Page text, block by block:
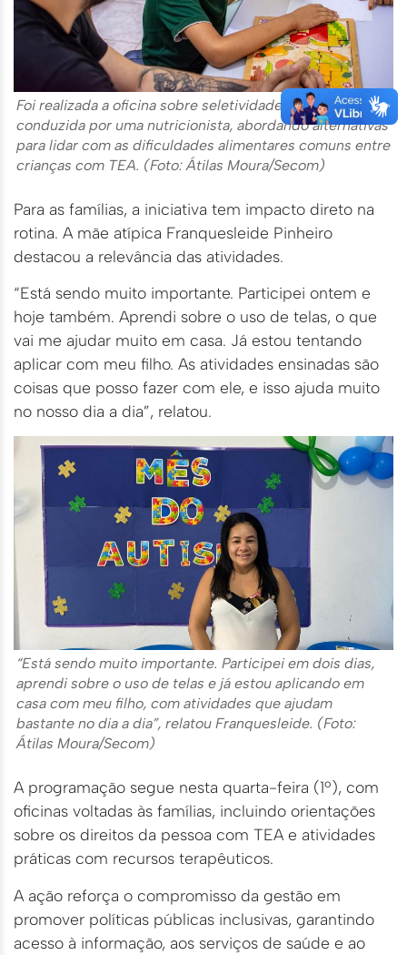
Foi realizada a oficina sobre seletividade alimentar,
conduzida por uma nutricionista, abordando alternativas
para lidar com as dificuldades alimentares comuns entre
crianças com TEA. (Foto: Átilas Moura/Secom)
Para as famílias, a iniciativa tem impacto direto na
rotina. A mãe atípica Franquesleide Pinheiro
destacou a relevância das atividades.
“Está sendo muito importante. Participei ontem e
hoje também. Aprendi sobre o uso de telas, o que
vai me ajudar muito em casa. Já estou tentando
aplicar com meu filho. As atividades ensinadas são
coisas que posso fazer com ele, e isso ajuda muito
no nosso dia a dia”, relatou.
“Está sendo muito importante. Participei em dois dias,
aprendi sobre o uso de telas e já estou aplicando em
casa com meu filho, com atividades que ajudam
bastante no dia a dia”, relatou Franquesleide. (Foto:
Átilas Moura/Secom)
A programação segue nesta quarta-feira (1º), com
oficinas voltadas às famílias, incluindo orientações
sobre os direitos da pessoa com TEA e atividades
práticas com recursos terapêuticos.
A ação reforça o compromisso da gestão em
promover políticas públicas inclusivas, garantindo
acesso à informação, aos serviços de saúde e ao